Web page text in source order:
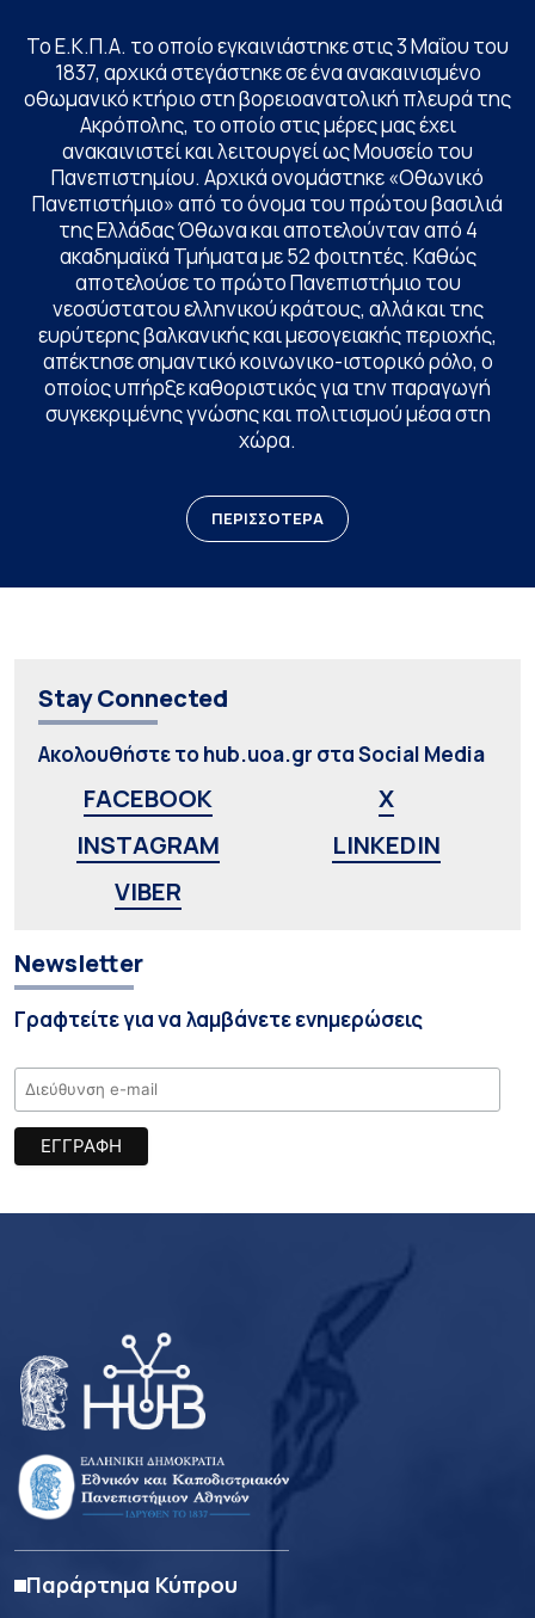
Το Ε.Κ.Π.Α. το οποίο εγκαινιάστηκε στις 3 Μαΐου του
1837, αρχικά στεγάστηκε σε ένα ανακαινισμένο
οθωμανικό κτήριο στη βορειοανατολική πλευρά της
Ακρόπολης, το οποίο στις μέρες μας έχει
ανακαινιστεί και λειτουργεί ως Μουσείο του
Πανεπιστημίου. Αρχικά ονομάστηκε «Οθωνικό
Πανεπιστήμιο» από το όνομα του πρώτου βασιλιά
της Ελλάδας Όθωνα και αποτελούνταν από 4
ακαδημαϊκά Τμήματα με 52 φοιτητές. Καθώς
αποτελούσε το πρώτο Πανεπιστήμιο του
νεοσύστατου ελληνικού κράτους, αλλά και της
ευρύτερης βαλκανικής και μεσογειακής περιοχής,
απέκτησε σημαντικό κοινωνικο-ιστορικό ρόλο, ο
οποίος υπήρξε καθοριστικός για την παραγωγή
συγκεκριμένης γνώσης και πολιτισμού μέσα στη
χώρα.
ΠΕΡΙΣΣΟΤΕΡΑ
Stay Connected
Ακολουθήστε το hub.uoa.gr στα Social Media
FACEBOOK
X
INSTAGRAM
LINKEDIN
VIBER
Newsletter
Γραφτείτε για να λαμβάνετε ενημερώσεις
Παράρτημα Κύπρου